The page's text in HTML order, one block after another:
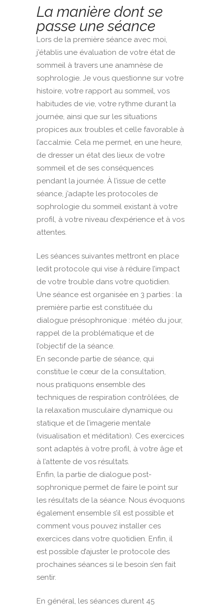
La manière dont se
passe une séance
Lors de la première séance avec moi,
j’établis une évaluation de votre état de
sommeil à travers une anamnèse de
sophrologie. Je vous questionne sur votre
histoire, votre rapport au sommeil, vos
habitudes de vie, votre rythme durant la
journée, ainsi que sur les situations
propices aux troubles et celle favorable à
l’accalmie. Cela me permet, en une heure,
de dresser un état des lieux de votre
sommeil et de ses conséquences
pendant la journée. À l’issue de cette
séance, j’adapte les protocoles de
sophrologie du sommeil existant à votre
profil, à votre niveau d’expérience et à vos
attentes.
Les séances suivantes mettront en place
ledit protocole qui vise à réduire l’impact
de votre trouble dans votre quotidien.
Une séance est organisée en 3 parties : la
première partie est constituée du
dialogue présophronique : météo du jour,
rappel de la problématique et de
l’objectif de la séance.
En seconde partie de séance, qui
constitue le cœur de la consultation,
nous pratiquons ensemble des
techniques de respiration contrôlées, de
la relaxation musculaire dynamique ou
statique et de l’imagerie mentale
(visualisation et méditation). Ces exercices
sont adaptés à votre profil, à votre âge et
à l’attente de vos résultats.
Enfin, la partie de dialogue post-
sophronique permet de faire le point sur
les résultats de la séance. Nous évoquons
également ensemble s’il est possible et
comment vous pouvez installer ces
exercices dans votre quotidien. Enfin, il
est possible d’ajuster le protocole des
prochaines séances si le besoin s’en fait
sentir.
En général, les séances durent 45